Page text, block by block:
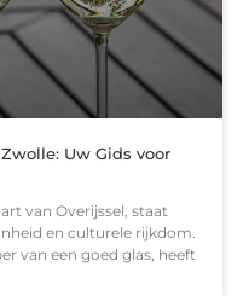
Uw Gids voor
van Overijssel, staat
en culturele rijkdom.
van een goed glas, heeft